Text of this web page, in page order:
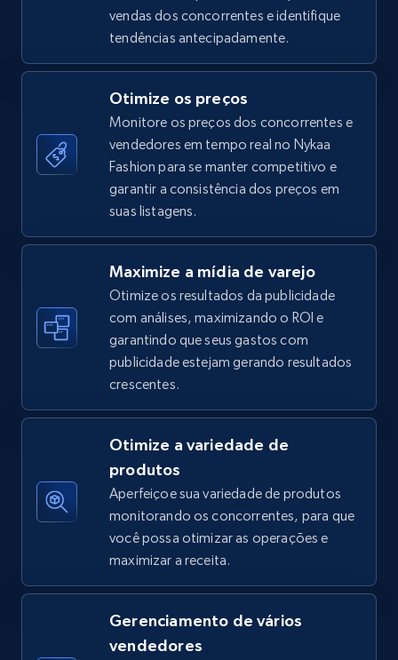
URL, Title, Available, Description, Currency, Initial
price, Final price, Discount percent, and more.
5.4K+ 667+ Comece agora
TikTok Shop - category
URL, Title, Available, Description, Currency, Initial
price, Final price, Discount percent, and more.
TikTok Shop - Collect TikTok shop products
by keywords search
URL, Title, Available, Description, Currency, Initial
price, Final price, Discount percent, and more.
TikTok Shop - discover records by shop url
price, Final price, Discount percent, and more.
667+
vendas dos concorrentes e identifique
tendências antecipadamente.
Otimize os preços
Monitore os preços dos concorrentes e
vendedores em tempo real no Nykaa
Fashion para se manter competitivo e
garantir a consistência dos preços em
suas listagens.
Maximize a mídia de varejo
Otimize os resultados da publicidade
com análises, maximizando o ROI e
garantindo que seus gastos com
publicidade estejam gerando resultados
crescentes.
Otimize a variedade de
produtos
Aperfeiçoe sua variedade de produtos
monitorando os concorrentes, para que
você possa otimizar as operações e
maximizar a receita.
Gerenciamento de vários
vendedores